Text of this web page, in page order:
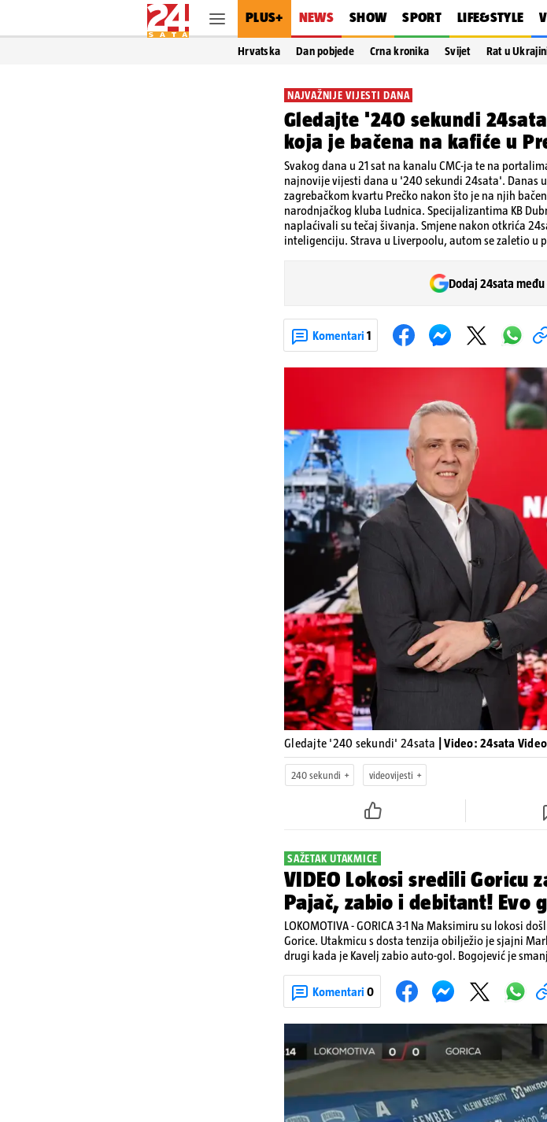
PLUS+ NEWS SHOW SPORT LIFE&STYLE
Hrvatska Dan pobjede Crna kronika Svijet Rat u
NAJVAŽNIJE VIJESTI DANA
Gledajte '240 sekundi
koja je bačena na kafiće u
Svakog dana u 21 sat na kanalu CMC-ja te na
najnovije vijesti dana u '240 sekundi 24sata'. Danas
zagrebačkom kvartu Prečko nakon što je na njih
narodnjačkog kluba Ludnica. Specijalizantima KB
naplaćivali su tečaj šivanja. Smjene nakon otkrića
inteligenciju. Strava u Liverpoolu, autom se zaletio u
Dodaj 24sata
Komentari 1
Gledajte '240 sekundi' 24sata | Video: 24sata Video
240 sekundi videovijesti
SAŽETAK UTAKMICE
VIDEO Lokosi sredili
Pajač, zabio i debitant! Evo
LOKOMOTIVA - GORICA 3-1 Na Maksimiru su lokosi
Gorice. Utakmicu s dosta tenzija obilježio je sjajni Marko
drugi kada je Kavelj zabio auto-gol. Bogojević je
Komentari 0